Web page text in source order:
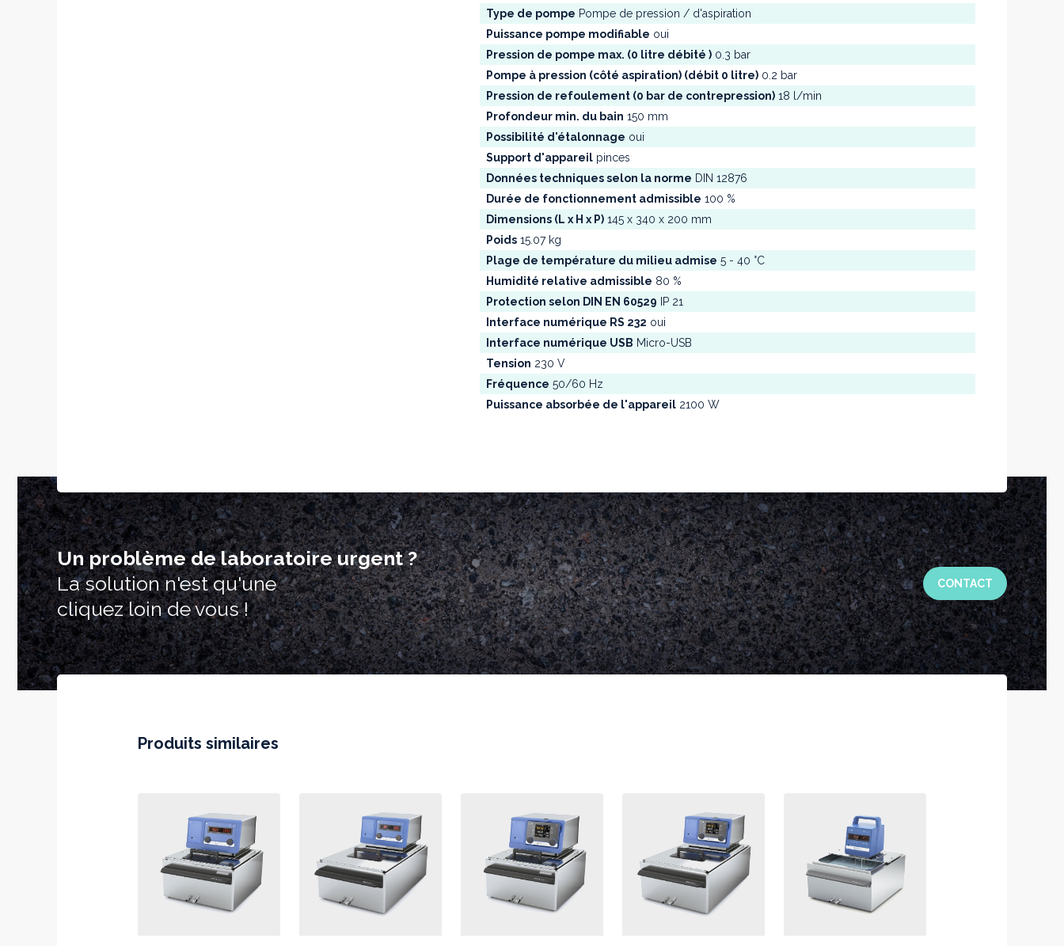
Type de pompe Pompe de pression / d'aspiration
Puissance pompe modifiable oui
Pression de pompe max. (0 litre débité ) 0.3 bar
Pompe à pression (côté aspiration) (débit 0 litre) 0.2 bar
Pression de refoulement (0 bar de contrepression) 18 l/min
Profondeur min. du bain 150 mm
Possibilité d'étalonnage oui
Support d'appareil pinces
Données techniques selon la norme DIN 12876
Durée de fonctionnement admissible 100 %
Dimensions (L x H x P) 145 x 340 x 200 mm
Poids 15.07 kg
Plage de température du milieu admise 5 - 40 °C
Humidité relative admissible 80 %
Protection selon DIN EN 60529 IP 21
Interface numérique RS 232 oui
Interface numérique USB Micro-USB
Tension 230 V
Fréquence 50/60 Hz
Puissance absorbée de l'appareil 2100 W
Un problème de laboratoire urgent ?
La solution n'est qu'une
cliquez loin de vous !
CONTACT
Produits similaires